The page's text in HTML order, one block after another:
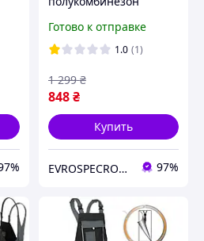
мужской роба спецовка
униформа для рабочих
Готово к отправке
1.0 (1)
848₴
1 299 ₴
Купить
EVROSPECROBA - ВАШ НАДЕЖНІЙ ПАРТНЕР В ВЫБОРЕ КАЧЕСТВЕННОЙ РАБОЧЕЙ СПЕЦОДЕЖДЫ И ОБУВИ 97%